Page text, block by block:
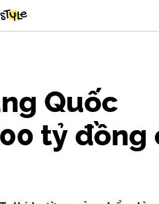
Quốc
tỷ đồng